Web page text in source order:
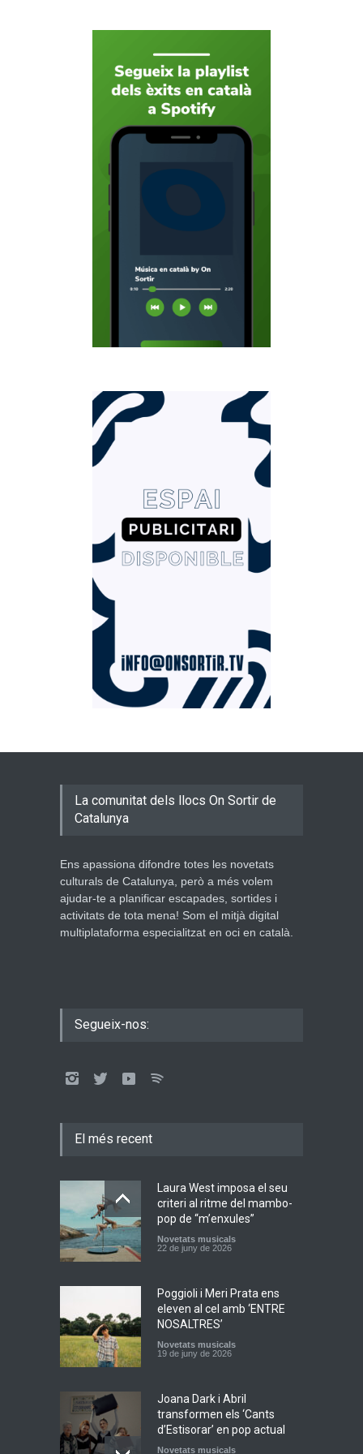
La comunitat dels llocs On Sortir de
Catalunya
Ens apassiona difondre totes les novetats
culturals de Catalunya, però a més volem
ajudar-te a planificar escapades, sortides i
activitats de tota mena! Som el mitjà digital
multiplataforma especialitzat en oci en català.
Segueix-nos:
El més recent
Laura West imposa el seu
criteri al ritme del mambo-
pop de “m’enxules”
Novetats musicals
22 de juny de 2026
Poggioli i Meri Prata ens
eleven al cel amb ‘ENTRE
NOSALTRES’
Novetats musicals
19 de juny de 2026
Joana Dark i Abril
transformen els ‘Cants
d’Estisorar’ en pop actual
Novetats musicals